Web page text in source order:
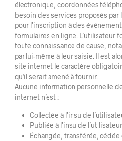
électronique, coordonnées
besoin des services proposés
pour l’inscription à des
formulaires en ligne. L’utilisateur
toute connaissance de cause,
par lui-même à leur saisie. Il est
site internet le caractère
qu’il serait amené à fournir.
Aucune information personnelle
internet n’est :
Collectée à l’insu de
Publiée à l’insu de l’utilisateur
Échangée, transférée,